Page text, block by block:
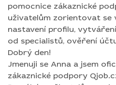
pomocnice zákaznické
uživatelům zorientovat se
nastavení profilu,
od specialistů, ověření
otázkách, které mohou při
vzniknout. Mým cílem je,
Qjob.cz co nejjednodušší,
Dobrý den!
Jmenuji se Anna a jsem
zákaznické podpory